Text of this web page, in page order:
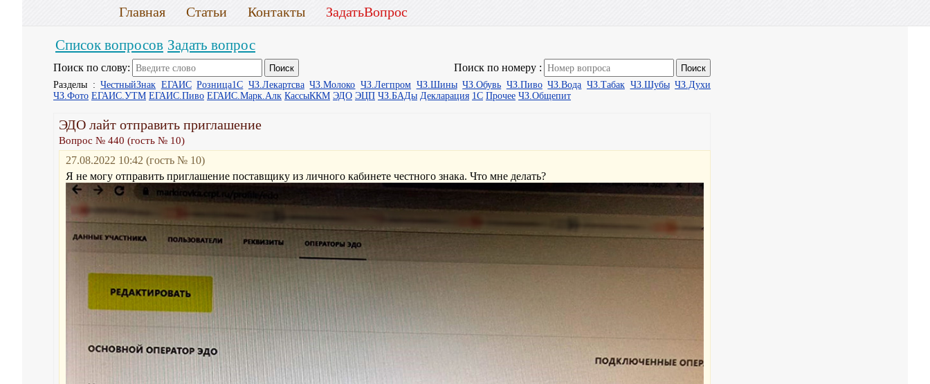
Главная Статьи Контакты ЗадатьВопрос
Список вопросов Задать вопрос
Поиск по слову: Поиск по номеру :
Разделы :ЧестныйЗнак ЕГАИС Розница1С ЧЗ.Лекартсва ЧЗ.Молоко ЧЗ.Легпром ЧЗ.Шины ЧЗ.Обувь ЧЗ.Пиво ЧЗ.Вода ЧЗ.Табак ЧЗ.Шубы ЧЗ.Духи
ЧЗ.Фото ЕГАИС.УТМ ЕГАИС.Пиво ЕГАИС.Марк.Алк КассыККМ ЭДО ЭЦП ЧЗ.БАДы Декларация 1С Прочее ЧЗ.Общепит
ЭДО лайт отправить приглашение
Вопрос № 440 (гость № 10)
27.08.2022 10:42 (гость № 10)
Я не могу отправить приглашение поставщику из личного кабинете честного знака. Что мне делать?